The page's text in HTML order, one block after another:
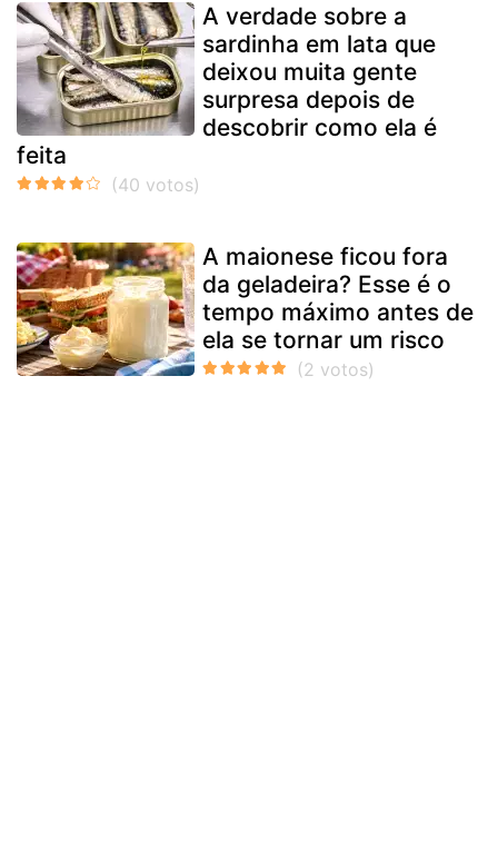
A verdade sobre a
sardinha em lata que
deixou muita gente
surpresa depois de
descobrir como ela é
feita
A maionese ficou fora
da geladeira? Esse é o
tempo máximo antes de
ela se tornar um risco